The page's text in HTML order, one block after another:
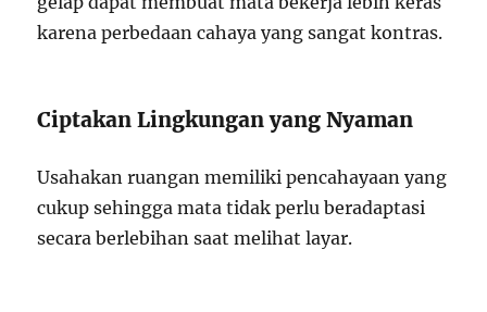
karena perbedaan cahaya yang sangat kontras.
Ciptakan Lingkungan yang Nyaman
Usahakan ruangan memiliki pencahayaan yang
cukup sehingga mata tidak perlu beradaptasi
secara berlebihan saat melihat layar.